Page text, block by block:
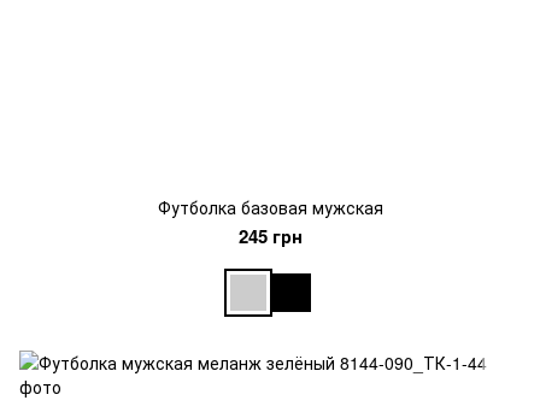
Футболка базовая мужская
245 грн